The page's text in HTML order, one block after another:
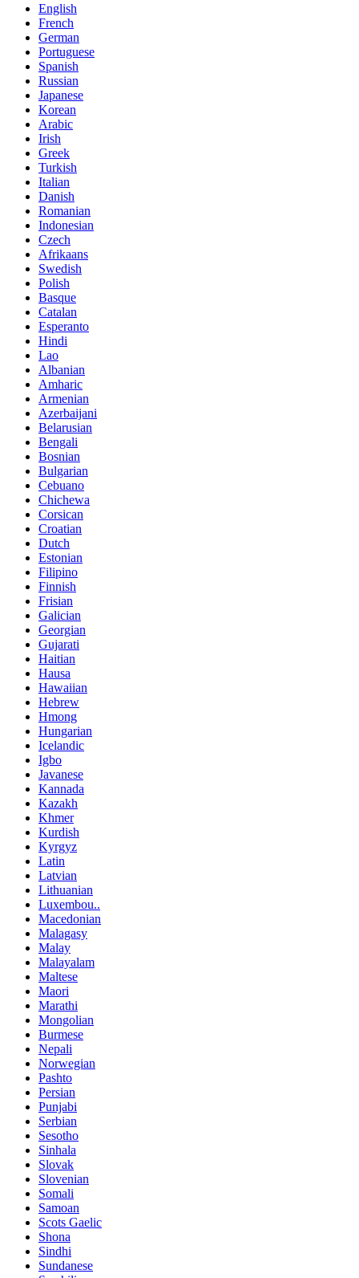
English
French
German
Portuguese
Spanish
Russian
Japanese
Korean
Arabic
Irish
Greek
Turkish
Italian
Danish
Romanian
Indonesian
Czech
Afrikaans
Swedish
Polish
Basque
Catalan
Esperanto
Hindi
Lao
Albanian
Amharic
Armenian
Azerbaijani
Belarusian
Bengali
Bosnian
Bulgarian
Cebuano
Chichewa
Corsican
Croatian
Dutch
Estonian
Filipino
Finnish
Frisian
Galician
Georgian
Gujarati
Haitian
Hausa
Hawaiian
Hebrew
Hmong
Hungarian
Icelandic
Igbo
Javanese
Kannada
Kazakh
Khmer
Kurdish
Kyrgyz
Latin
Latvian
Lithuanian
Luxembou..
Macedonian
Malagasy
Malay
Malayalam
Maltese
Maori
Marathi
Mongolian
Burmese
Nepali
Norwegian
Pashto
Persian
Punjabi
Serbian
Sesotho
Sinhala
Slovak
Slovenian
Somali
Samoan
Scots Gaelic
Shona
Sindhi
Sundanese